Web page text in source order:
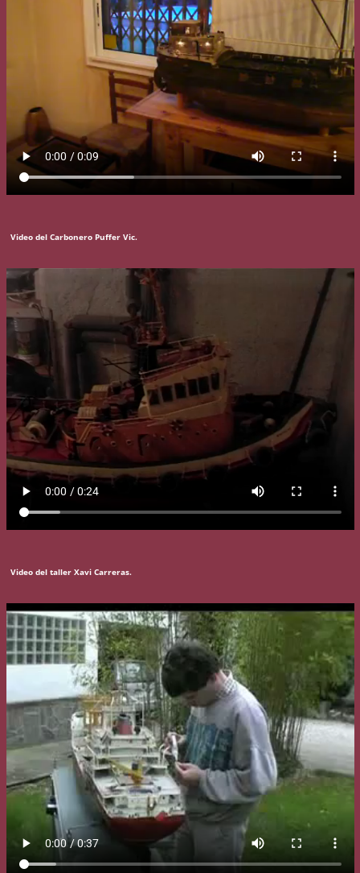
Video del Carbonero Puffer Vic.
Video del taller Xavi Carreras.